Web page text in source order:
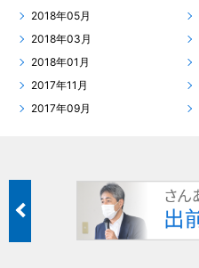
2018年05月
2018年03月
2018年01月
2017年11月
2017年09月